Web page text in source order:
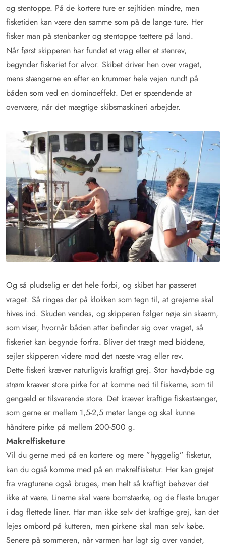
og stentoppe. På de kortere ture er sejltiden mindre, men
fisketiden kan være den samme som på de lange ture. Her
fisker man på stenbanker og stentoppe tættere på land.
Når først skipperen har fundet et vrag eller et stenrev,
begynder fiskeriet for alvor. Skibet driver hen over vraget,
mens stængerne en efter en krummer hele vejen rundt på
båden som ved en dominoeffekt. Det er spændende at
overvære, når det mægtige skibsmaskineri arbejder.
Og så pludselig er det hele forbi, og skibet har passeret
vraget. Så ringes der på klokken som tegn til, at grejerne skal
hives ind. Skuden vendes, og skipperen følger nøje sin skærm,
som viser, hvornår båden atter befinder sig over vraget, så
fiskeriet kan begynde forfra. Bliver det trægt med biddene,
sejler skipperen videre mod det næste vrag eller rev.
Dette fiskeri kræver naturligvis kraftigt grej. Stor havdybde og
strøm kræver store pirke for at komme ned til fiskerne, som til
gengæld er tilsvarende store. Det kræver kraftige fiskestænger,
som gerne er mellem 1,5-2,5 meter lange og skal kunne
håndtere pirke på mellem 200-500 g.
Makrelfisketure
Vil du gerne med på en kortere og mere ”hyggelig” fisketur,
kan du også komme med på en makrelfisketur. Her kan grejet
fra vragturene også bruges, men helt så kraftigt behøver det
ikke at være. Linerne skal være bomstærke, og de fleste bruger
i dag flettede liner. Har man ikke selv det kraftige grej, kan det
lejes ombord på kutteren, men pirkene skal man selv købe.
Senere på sommeren, når varmen har lagt sig over vandet,